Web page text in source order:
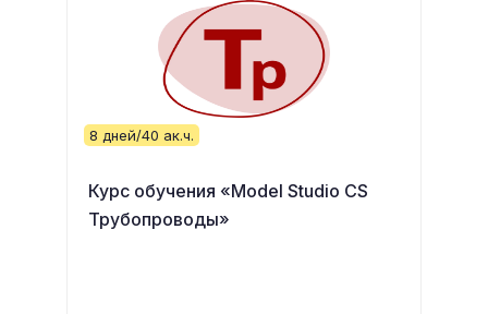
8 дней/40 ак.ч.
Курс обучения «Model Studio CS
Трубопроводы»